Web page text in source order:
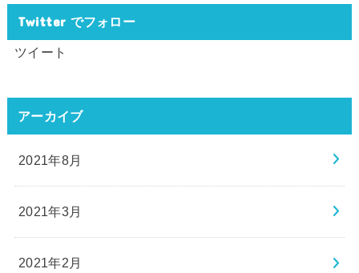
Twitter でフォロー
ツイート
アーカイブ
2021年8月
2021年3月
2021年2月